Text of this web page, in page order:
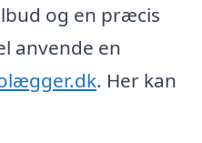
og en præcis
anvende en
. Her kan